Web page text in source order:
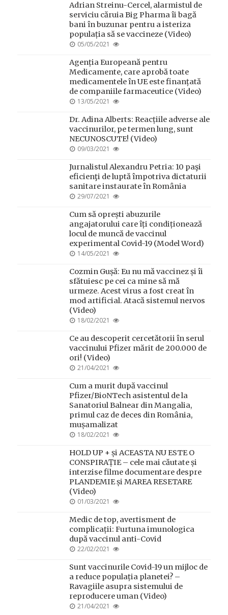
Adrian Streinu-Cercel, alarmistul de
serviciu căruia Big Pharma îi bagă
bani în buzunar pentru a isteriza
populația să se vaccineze (Video)
POSTED
05/05/2021
Agenția Europeană pentru
Medicamente, care aprobă toate
medicamentele în UE este finanțată
de companiile farmaceutice (Video)
POSTED
13/05/2021
Dr. Adina Alberts: Reacțiile adverse ale
vaccinurilor, pe termen lung, sunt
NECUNOSCUTE! (Video)
POSTED
09/03/2021
Jurnalistul Alexandru Petria: 10 paşi
eficienţi de luptă împotriva dictaturii
sanitare instaurate în România
POSTED
29/07/2021
Cum să oprești abuzurile
angajatorului care îți condiționează
locul de muncă de vaccinul
experimental Covid-19 (Model Word)
POSTED
14/05/2021
Cozmin Gușă: Eu nu mă vaccinez și îi
sfătuiesc pe cei ca mine să mă
urmeze. Acest virus a fost creat în
mod artificial. Atacă sistemul nervos
(Video)
POSTED
18/02/2021
Ce au descoperit cercetătorii în serul
vaccinului Pfizer mărit de 200.000 de
ori! (Video)
POSTED
21/04/2021
Cum a murit după vaccinul
Pfizer/BioNTech asistentul de la
Sanatoriul Balnear din Mangalia,
primul caz de deces din România,
mușamalizat
POSTED
18/02/2021
HOLD UP + și ACEASTA NU ESTE O
CONSPIRAȚIE – cele mai căutate și
interzise filme documentare despre
PLANDEMIE și MAREA RESETARE
(Video)
POSTED
01/03/2021
Medic de top, avertisment de
complicații: Furtuna imunologica
după vaccinul anti-Covid
POSTED
22/02/2021
Sunt vaccinurile Covid-19 un mijloc de
a reduce populația planetei? –
Ravagiile asupra sistemului de
reproducere uman (Video)
POSTED
21/04/2021